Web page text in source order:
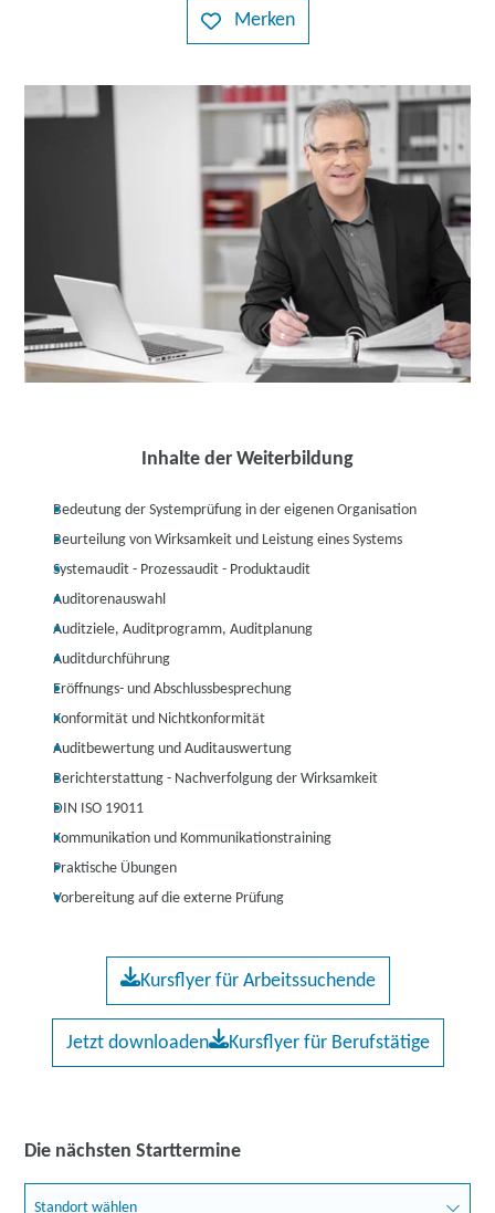
Merken
Inhalte der Weiterbildung
Bedeutung der Systemprüfung in der eigenen Organisation
Beurteilung von Wirksamkeit und Leistung eines Systems
Systemaudit - Prozessaudit - Produktaudit
Auditorenauswahl
Auditziele, Auditprogramm, Auditplanung
Auditdurchführung
Eröffnungs- und Abschlussbesprechung
Konformität und Nichtkonformität
Auditbewertung und Auditauswertung
Berichterstattung - Nachverfolgung der Wirksamkeit
DIN ISO 19011
Kommunikation und Kommunikationstraining
Praktische Übungen
Vorbereitung auf die externe Prüfung
Kursflyer für Arbeitssuchende
Jetzt downloaden Kursflyer für Berufstätige
Die nächsten Starttermine
Standort wählen